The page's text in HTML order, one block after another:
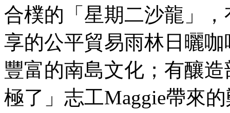
合樸的「星期二沙龍」
享的公平貿易雨林日曬
豐富的南島文化；有釀
極了」志工Maggie帶來